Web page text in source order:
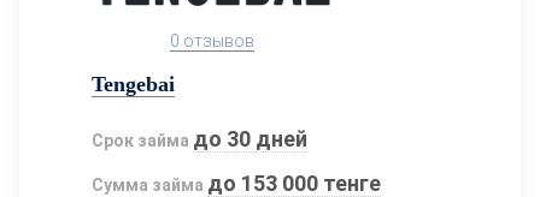
0 отзывов
Tengebai
Срок займа до 30 дней
Сумма займа до 153 000 тенге